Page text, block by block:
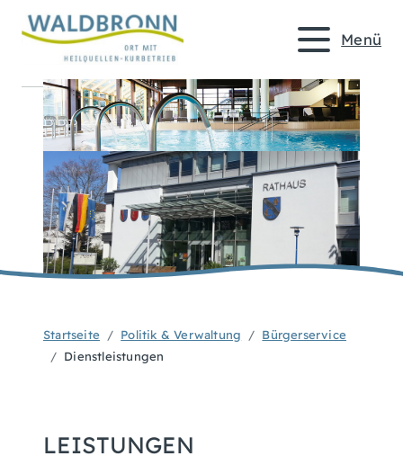
Menü
Startseite Politik & Verwaltung
Bürgerservice
Dienstleistungen
LEISTUNGEN